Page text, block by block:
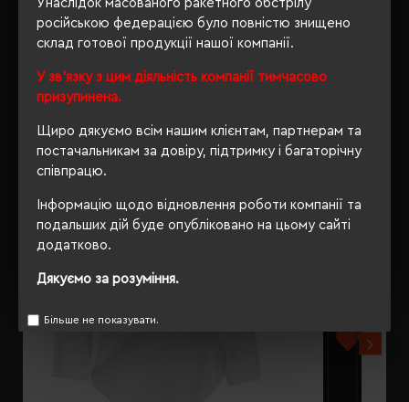
Унаслідок масованого ракетного обстрілу
російською федерацією було повністю знищено
склад готової продукції нашої компанії.
У зв'язку з цим діяльність компанії тимчасово
призупинена.
Щиро дякуємо всім нашим клієнтам, партнерам та
постачальникам за довіру, підтримку і багаторічну
співпрацю.
Інформацію щодо відновлення роботи компанії та
подальших дій буде опубліковано на цьому сайті
додатково.
Дякуємо за розуміння.
Більше не показувати.
РЕКОМЕНДУЄМО